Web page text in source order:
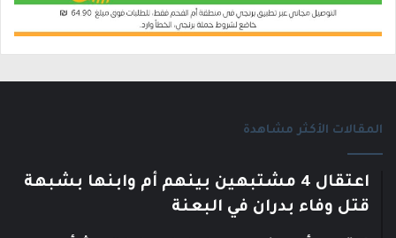
المقالات الأكثر مشاهدة
اعتقال 4 مشتبهين بينهم أم وابنها بشبهة
قتل وفاء بدران في البعنة